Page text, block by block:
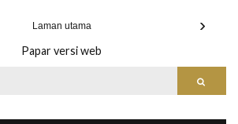
›
Laman utama
Papar versi web